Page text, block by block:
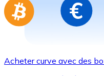
Acheter curve avec des